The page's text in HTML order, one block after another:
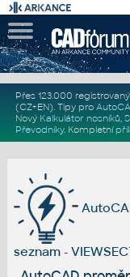
Přes 123.000
(CZ+EN). Tipy pro
Nový Kalkulátor nosníků,
Převodníky. Kompletní
seznam -